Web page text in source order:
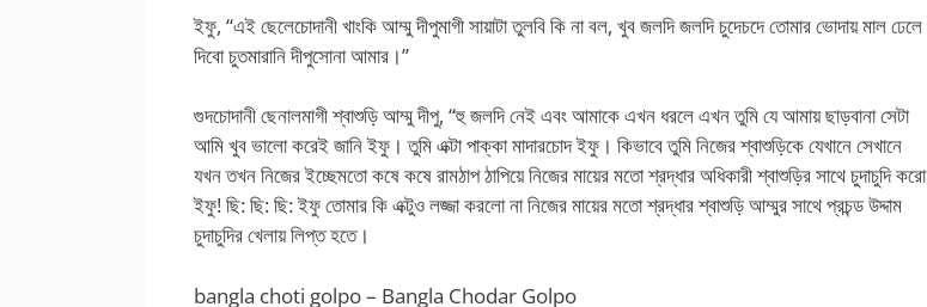
ইফু, “এই ছেলেচোদানী খাংকি আম্মু দীপুমাগী সায়াটা তুলবি কি না বল, খুব জলদি জলদি চুদেচদে তোমার ভোদায় মাল ঢেলে
দিবো চুতমারানি দীপুসোনা আমার।”
গুদচোদানী ছেনালমাগী শ্বাশুড়ি আম্মু দীপু, “হু জলদি নেই এবং আমাকে এখন ধরলে এখন তুমি যে আমায় ছাড়বানা সেটা
আমি খুব ভালো করেই জানি ইফু। তুমি এক্টা পাক্কা মাদারচোদ ইফু। কিভাবে তুমি নিজের শ্বাশুড়িকে যেখানে সেখানে
যখন তখন নিজের ইচ্ছেমতো কষে কষে রামঠাপ ঠাপিয়ে নিজের মায়ের মতো শ্রদ্ধার অধিকারী শ্বাশুড়ির সাথে চুদাচুদি করো
ইফু! ছি: ছি: ছি: ইফু তোমার কি এক্টুও লজ্জা করলো না নিজের মায়ের মতো শ্রদ্ধার শ্বাশুড়ি আম্মুর সাথে প্রচন্ড উদ্দাম
চুদাচুদির খেলায় লিপ্ত হতে।
bangla choti golpo – Bangla Chodar Golpo